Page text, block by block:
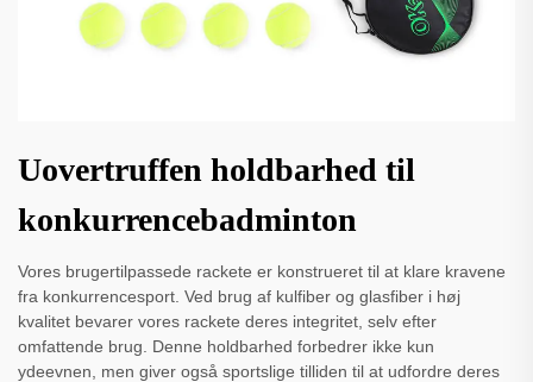
Uovertruffen holdbarhed til
konkurrencebadminton
Vores brugertilpassede rackete er konstrueret til at klare kravene
fra konkurrencesport. Ved brug af kulfiber og glasfiber i høj
kvalitet bevarer vores rackete deres integritet, selv efter
omfattende brug. Denne holdbarhed forbedrer ikke kun
ydeevnen, men giver også sportslige tilliden til at udfordre deres